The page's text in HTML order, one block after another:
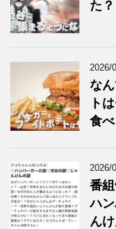
た
2026/
な
ト
食
2026/
番
ハ
ん